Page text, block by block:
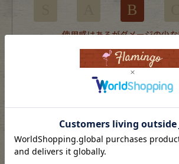
B
使用感はあるがダメージの少
※USEDですので使用感などございますが、まだまだご愛
古着という事をご理解の上ご注文よろしくお願いします
※全体に色あせがございます。
※古着は洗濯、検品などのケアを行っております。
表記サイズ
36X32